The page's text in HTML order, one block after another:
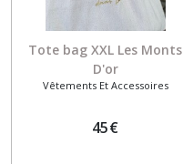
Tote bag XXL Les Monts
D'or
Vêtements Et Accessoires
45€